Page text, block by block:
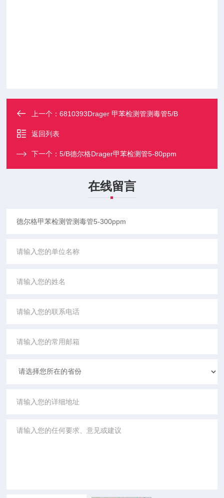
上一个：6810393Drager 甲苯检测管测毒管5/B
返回列表
下一个：5/B德尔格Drager甲苯检测管5-80ppm
在线留言